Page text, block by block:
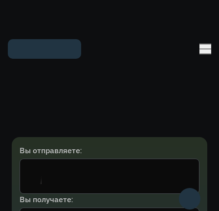
Вы отправляете:
Вы получаете: